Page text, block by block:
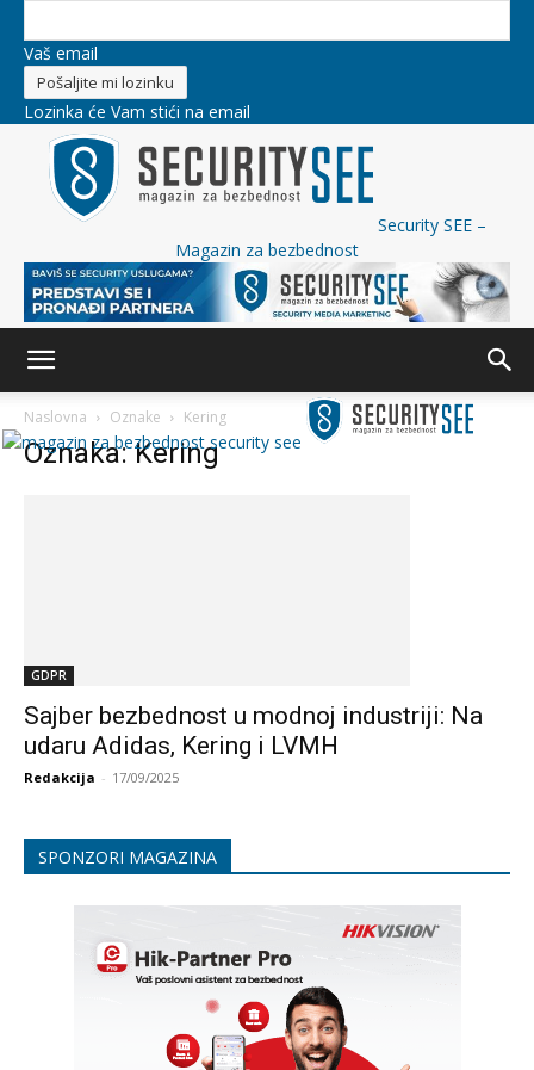
Vaš email
Lozinka će Vam stići na email
Security SEE –
Magazin za bezbednost
Naslovna Oznake Kering
Oznaka: Kering
GDPR
Sajber bezbednost u modnoj industriji: Na
udaru Adidas, Kering i LVMH
Redakcija - 17/09/2025
SPONZORI MAGAZINA